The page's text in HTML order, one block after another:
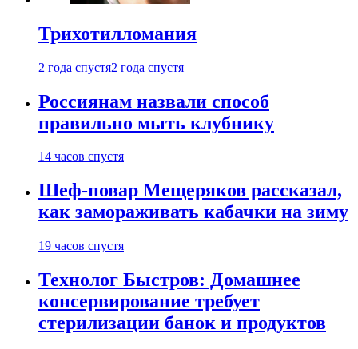
Трихотилломания
2 года спустя2 года спустя
Россиянам назвали способ
правильно мыть клубнику
14 часов спустя
Шеф-повар Мещеряков рассказал,
как замораживать кабачки на зиму
19 часов спустя
Технолог Быстров: Домашнее
консервирование требует
стерилизации банок и продуктов